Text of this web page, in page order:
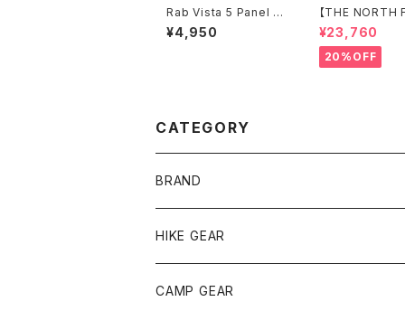
Rab Vista 5 Panel C
ap
¥4,950
【THE NORTH
Nebula Tarp 2
¥23,760
20%OFF
CATEGORY
BRAND
andwander
ANOBA
HIKE GEAR
テント、シェルター
CAMP GEAR